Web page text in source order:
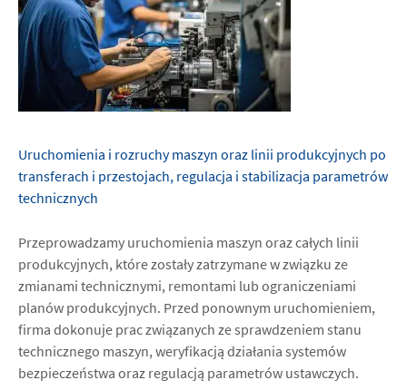
Uruchomienia i rozruchy maszyn oraz linii produkcyjnych po
transferach i przestojach, regulacja i stabilizacja parametrów
technicznych
Przeprowadzamy uruchomienia maszyn oraz całych linii
produkcyjnych, które zostały zatrzymane w związku ze
zmianami technicznymi, remontami lub ograniczeniami
planów produkcyjnych. Przed ponownym uruchomieniem,
firma dokonuje prac związanych ze sprawdzeniem stanu
technicznego maszyn, weryfikacją działania systemów
bezpieczeństwa oraz regulacją parametrów ustawczych.